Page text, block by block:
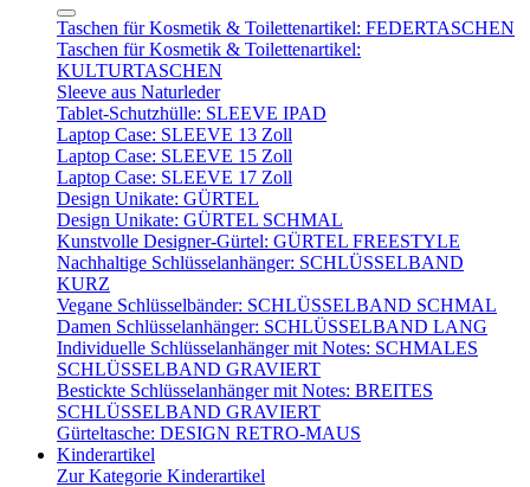
Taschen für Kosmetik & Toilettenartikel: FEDERTASCHEN
Taschen für Kosmetik & Toilettenartikel:
KULTURTASCHEN
Sleeve aus Naturleder
Tablet-Schutzhülle: SLEEVE IPAD
Laptop Case: SLEEVE 13 Zoll
Laptop Case: SLEEVE 15 Zoll
Laptop Case: SLEEVE 17 Zoll
Design Unikate: GÜRTEL
Design Unikate: GÜRTEL SCHMAL
Kunstvolle Designer-Gürtel: GÜRTEL FREESTYLE
Nachhaltige Schlüsselanhänger: SCHLÜSSELBAND
KURZ
Vegane Schlüsselbänder: SCHLÜSSELBAND SCHMAL
Damen Schlüsselanhänger: SCHLÜSSELBAND LANG
Individuelle Schlüsselanhänger mit Notes: SCHMALES
SCHLÜSSELBAND GRAVIERT
Bestickte Schlüsselanhänger mit Notes: BREITES
SCHLÜSSELBAND GRAVIERT
Gürteltasche: DESIGN RETRO-MAUS
Kinderartikel
Zur Kategorie Kinderartikel